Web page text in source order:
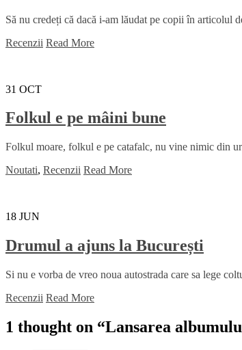
Să nu credeți că dacă i-am lăudat pe copii în articolul
Recenzii Read More
31 OCT
Folkul e pe mâini bune
Folkul moare, folkul e pe catafalc, nu vine nimic din
Noutati, Recenzii Read More
18 JUN
Drumul a ajuns la București
Si nu e vorba de vreo noua autostrada care sa lege
Recenzii Read More
1 thought on “Lansarea